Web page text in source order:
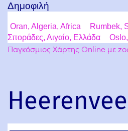
Δημοφιλή
Oran, Algeria, Africa Rumbek,
Σποράδες, Αιγαίο, Ελλάδα
Παγκόσμιος Χάρτης Online με